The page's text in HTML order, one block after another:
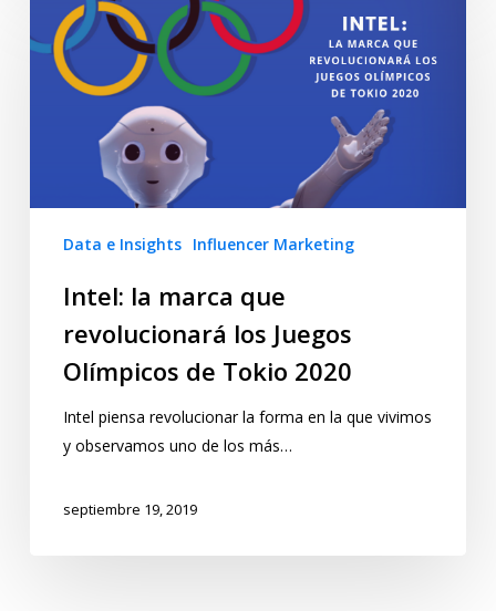
Data e Insights Influencer Marketing
Intel: la marca que
revolucionará los Juegos
Olímpicos de Tokio 2020
Intel piensa revolucionar la forma en la que vivimos
y observamos uno de los más…
septiembre 19, 2019